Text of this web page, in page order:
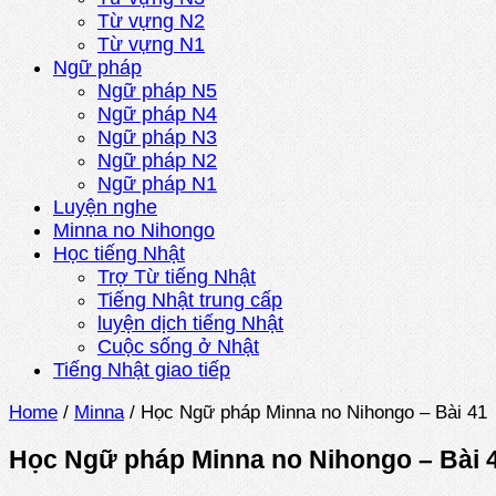
Từ vựng N2
Từ vựng N1
Ngữ pháp
Ngữ pháp N5
Ngữ pháp N4
Ngữ pháp N3
Ngữ pháp N2
Ngữ pháp N1
Luyện nghe
Minna no Nihongo
Học tiếng Nhật
Trợ Từ tiếng Nhật
Tiếng Nhật trung cấp
luyện dịch tiếng Nhật
Cuộc sống ở Nhật
Tiếng Nhật giao tiếp
Home / Minna / Học Ngữ pháp Minna no Nihongo – Bài 41
Học Ngữ pháp Minna no Nihongo – Bài